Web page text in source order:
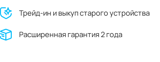
Трейд-ин и выкуп старого устройства
Расширенная гарантия 2 года